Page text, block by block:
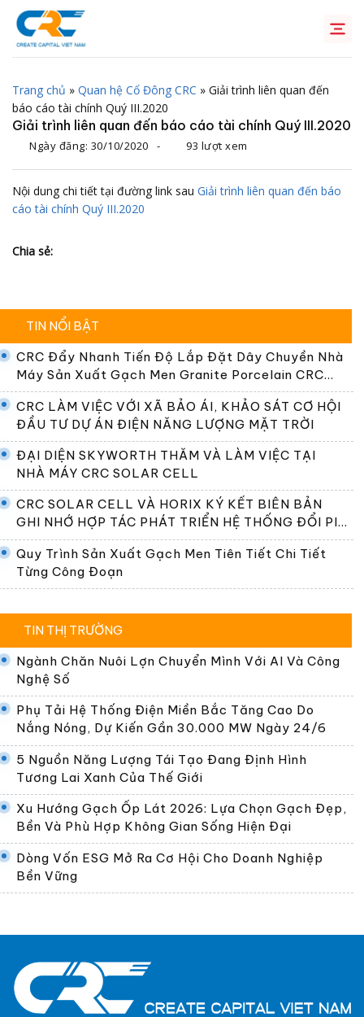
Chuyển
đến
dung
Trang chủ » Quan hệ Cổ Đông CRC » Giải trình liên quan đến
báo cáo tài chính Quý III.2020
Giải trình liên quan đến báo cáo tài chính Quý III.2020
Ngày đăng: 30/10/2020 - 93 lượt xem
Nội dung chi tiết tại đường link sau Giải trình liên quan đến báo
cáo tài chính Quý III.2020
Chia sẻ:
TIN NỔI BẬT
CRC Đẩy Nhanh Tiến Độ Lắp Đặt Dây Chuyền Nhà
Máy Sản Xuất Gạch Men Granite Porcelain CRC
Premier
CRC LÀM VIỆC VỚI XÃ BẢO ÁI, KHẢO SÁT CƠ HỘI
ĐẦU TƯ DỰ ÁN ĐIỆN NĂNG LƯỢNG MẶT TRỜI
ĐẠI DIỆN SKYWORTH THĂM VÀ LÀM VIỆC TẠI
NHÀ MÁY CRC SOLAR CELL
CRC SOLAR CELL VÀ HORIX KÝ KẾT BIÊN BẢN
GHI NHỚ HỢP TÁC PHÁT TRIỂN HỆ THỐNG ĐỔI PIN
TẠI VIỆT NAM
Quy Trình Sản Xuất Gạch Men Tiên Tiết Chi Tiết
Từng Công Đoạn
TIN THỊ TRƯỜNG
Ngành Chăn Nuôi Lợn Chuyển Mình Với AI Và Công
Nghệ Số
Phụ Tải Hệ Thống Điện Miền Bắc Tăng Cao Do
Nắng Nóng, Dự Kiến Gần 30.000 MW Ngày 24/6
5 Nguồn Năng Lượng Tái Tạo Đang Định Hình
Tương Lai Xanh Của Thế Giới
Xu Hướng Gạch Ốp Lát 2026: Lựa Chọn Gạch Đẹp,
Bền Và Phù Hợp Không Gian Sống Hiện Đại
Dòng Vốn ESG Mở Ra Cơ Hội Cho Doanh Nghiệp
Bền Vững